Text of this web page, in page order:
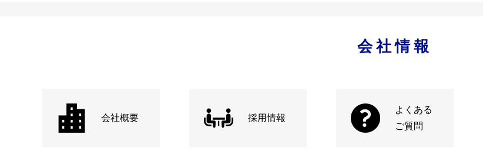
会社情報
会社概要 採用情報
よくある
ご質問